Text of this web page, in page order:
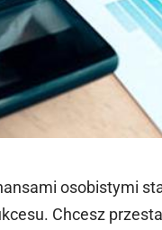
osobistymi
Chcesz